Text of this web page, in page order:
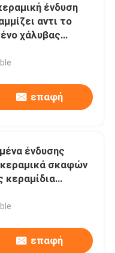
ένδυση
αντι το
χάλυβας
επαφή
ένδυσης
κεραμικά σκαφών
κεραμίδια
επαφή